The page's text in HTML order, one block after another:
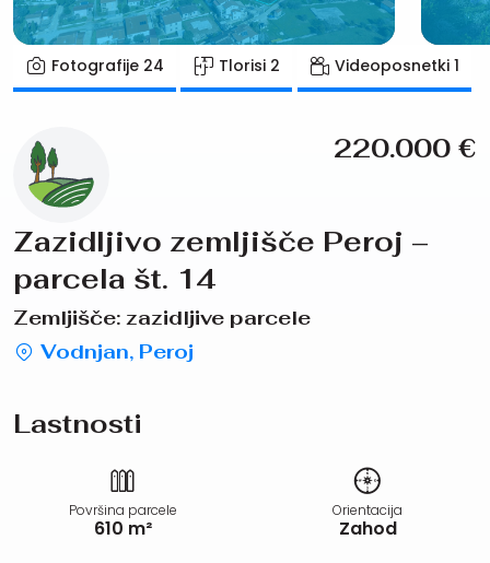
Fotografije 24 Tlorisi 2 Videoposnetki1
220.000 €
Zazidljivo zemljišče Peroj –
parcela št. 14
Zemljišče: zazidljive parcele
Vodnjan, Peroj
Lastnosti
Površina parcele
610 m²
Orientacija
Zahod